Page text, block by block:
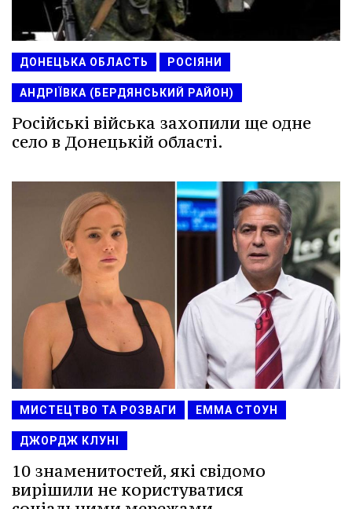
ДОНЕЦЬКА ОБЛАСТЬ РОСІЯНИ
АНДРІЇВКА (БЕРДЯНСЬКИЙ РАЙОН)
Російські війська захопили ще одне
село в Донецькій області.
МИСТЕЦТВО ТА РОЗВАГИ ЕММА СТОУН
ДЖОРДЖ КЛУНІ
10 знаменитостей, які свідомо
вирішили не користуватися